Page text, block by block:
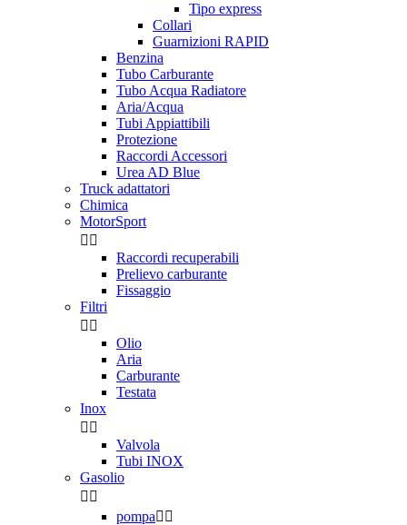
Tipo express
Collari
Guarnizioni RAPID
Benzina
Tubo Carburante
Tubo Acqua Radiatore
Aria/Acqua
Tubi Appiattibili
Protezione
Raccordi Accessori
Urea AD Blue
Truck adattatori
Chimica
MotorSport
 
Raccordi recuperabili
Prelievo carburante
Fissaggio
Filtri
 
Olio
Aria
Carburante
Testata
Inox
 
Valvola
Tubi INOX
Gasolio
 
pompa 